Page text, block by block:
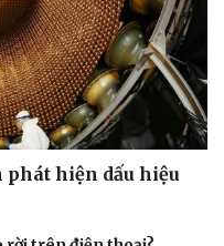
phát hiện dấu hiệu